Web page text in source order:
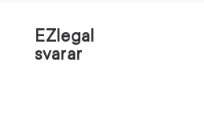
EZlegal
svarar